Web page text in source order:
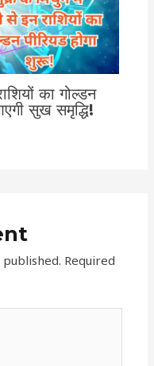
का गोल्डन
सुख समृद्धि!
Required